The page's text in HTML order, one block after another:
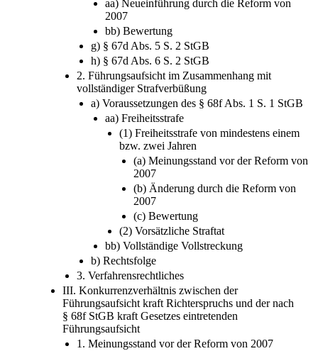
aa) Neueinführung durch die Reform von
2007
bb) Bewertung
g) § 67d Abs. 5 S. 2 StGB
h) § 67d Abs. 6 S. 2 StGB
2. Führungsaufsicht im Zusammenhang mit
vollständiger Strafverbüßung
a) Voraussetzungen des § 68f Abs. 1 S. 1 StGB
aa) Freiheitsstrafe
(1) Freiheitsstrafe von mindestens einem
bzw. zwei Jahren
(a) Meinungsstand vor der Reform von
2007
(b) Änderung durch die Reform von
2007
(c) Bewertung
(2) Vorsätzliche Straftat
bb) Vollständige Vollstreckung
b) Rechtsfolge
3. Verfahrensrechtliches
III. Konkurrenzverhältnis zwischen der
Führungsaufsicht kraft Richterspruchs und der nach
§ 68f StGB kraft Gesetzes eintretenden
Führungsaufsicht
1. Meinungsstand vor der Reform von 2007